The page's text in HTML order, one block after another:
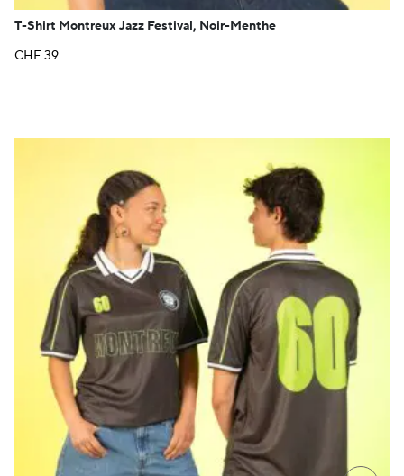
T-Shirt Montreux Jazz Festival, Noir-Menthe
CHF39